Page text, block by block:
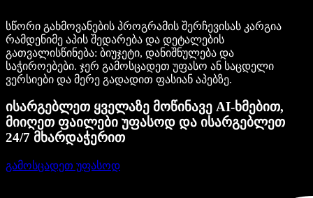
სწორი გახმოვანების პროგრამის შერჩევისას კარგია
რამდენიმე აპის შედარება და დეტალების
გათვალისწინება: ბიუჯეტი, დანიშნულება და
საჭიროებები. ჯერ გამოსცადეთ უფასო ან საცდელი
ვერსიები და მერე გადადით ფასიან აპებზე.
ისარგებლეთ ყველაზე მოწინავე AI-ხმებით,
მიიღეთ ფაილები უფასოდ და ისარგებლეთ
24/7 მხარდაჭერით
გამოსცადეთ უფასოდ